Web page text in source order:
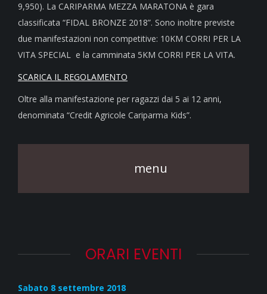
9,950). La CARIPARMA MEZZA MARATONA è gara
classificata “FIDAL BRONZE 2018”. Sono inoltre previste
due manifestazioni non competitive: 10KM CORRI PER LA
VITA SPECIAL e la camminata 5KM CORRI PER LA VITA.
SCARICA IL REGOLAMENTO
Oltre alla manifestazione per ragazzi dai 5 ai 12 anni,
denominata “Credit Agricole Cariparma Kids”.
menu
ORARI EVENTI
Sabato 8 settembre 2018